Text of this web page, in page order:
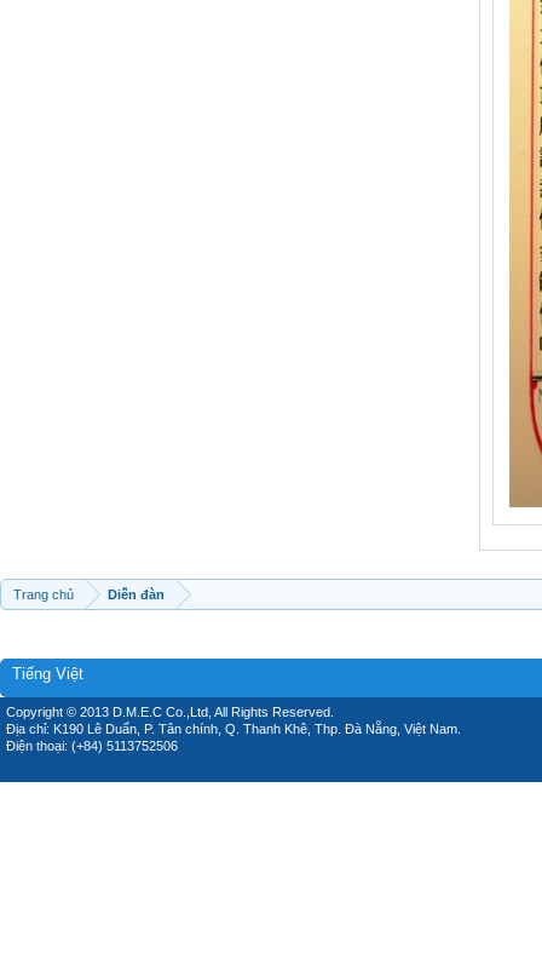
Trang chủ Diễn đàn
Tiếng Việt
Copyright © 2013 D.M.E.C Co.,Ltd, All Rights Reserved.
Địa chỉ: K190 Lê Duẩn, P. Tân chính, Q. Thanh Khê, Thp. Đà Nẵng, Việt Nam.
Điện thoại: (+84) 5113752506